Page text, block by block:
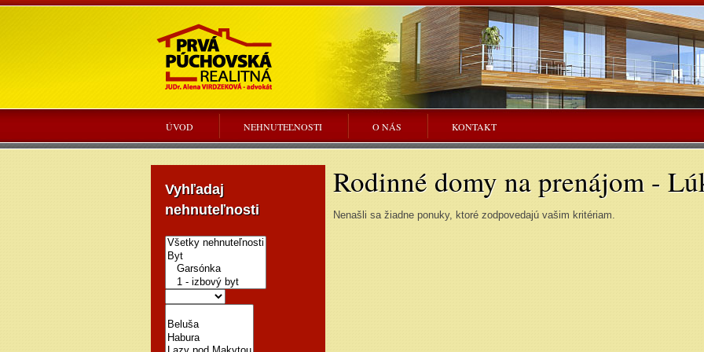
ÚVOD NEHNUTEĽNOSTI O NÁS KONTAKT
Vyhľadaj
nehnuteľnosti
Rodinné domy na prenájom -
Nenašli sa žiadne ponuky, ktoré zodpovedajú vašim kritériam.